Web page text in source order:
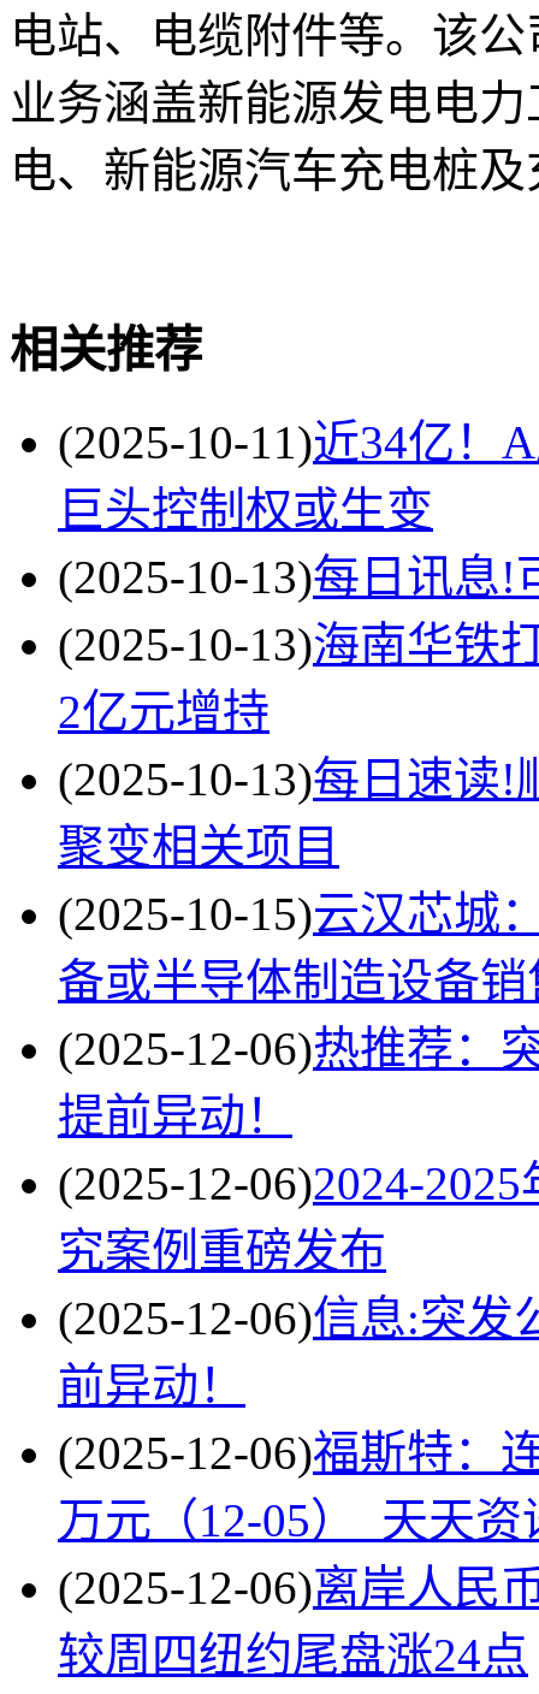
电站、电缆附件等。该
业务涵盖新能源发电电
电、新能源汽车充电桩
相关推荐
(2025-10-11)近34亿！
巨头控制权或生变
(2025-10-13)每日讯息!
(2025-10-13)海南华铁
2亿元增持
(2025-10-13)每日速读!
聚变相关项目
(2025-10-15)云汉芯城
备或半导体制造设备销
(2025-12-06)热推荐：
提前异动！
(2025-12-06)2024-
究案例重磅发布
(2025-12-06)信息:突发
前异动！
(2025-12-06)福斯特：
万元（12-05）_天天资
(2025-12-06)离岸人民
较周四纽约尾盘涨24点